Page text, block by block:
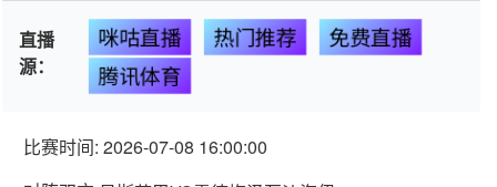
直播
源：
咪咕直播 热门推荐 免费直播
腾讯体育
比赛时间: 2026-07-08 16:00:00